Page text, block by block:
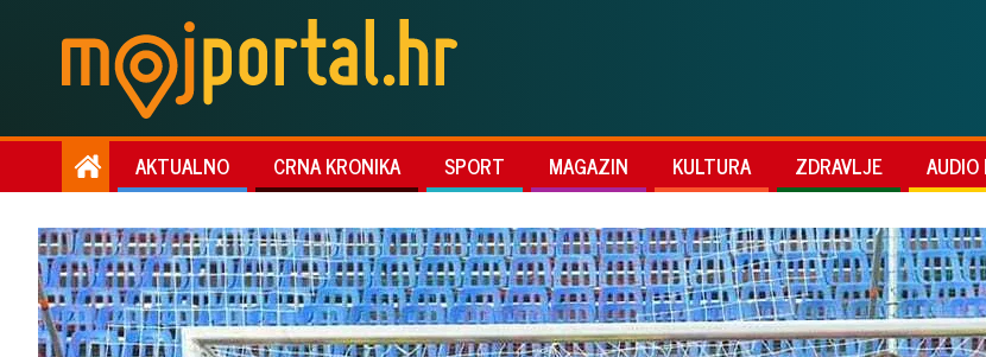
AKTUALNO CRNA KRONIKA SPORT MAGAZIN KULTURA ZDRAVLJE